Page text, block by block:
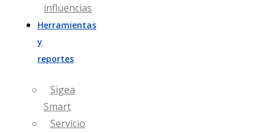
influencias
Herramientas
y
reportes
Sigea
Smart
Servicio